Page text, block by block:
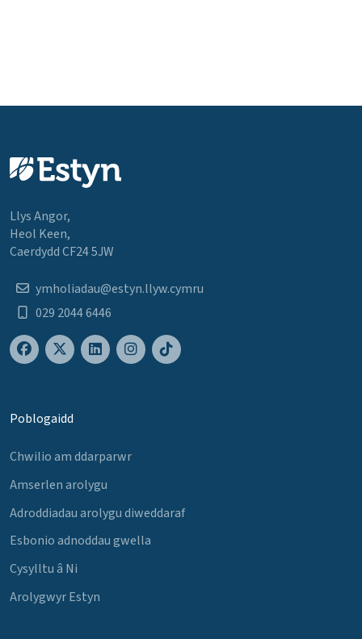
Llys Angor,
Heol Keen,
Caerdydd CF24 5JW
ymholiadau@estyn.llyw.cymru
029 2044 6446
Poblogaidd
Chwilio am ddarparwr
Amserlen arolygu
Adroddiadau arolygu diweddaraf
Esbonio adnoddau gwella
Cysylltu â Ni
Arolygwyr Estyn